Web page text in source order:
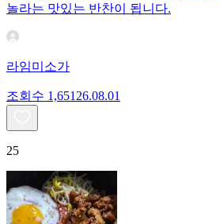
놀라는 맛있는 반찬이 됩니다.
라임미소가
조회수 1,651 26.08.01
25